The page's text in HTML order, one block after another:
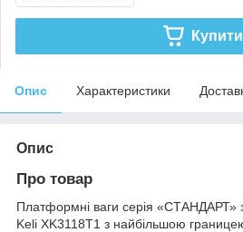
Купити
Опис Характеристики
Опис
Про товар
Платформні ваги серія «СТАНДАРТ»
Keli XK3118T1 з найбільшою